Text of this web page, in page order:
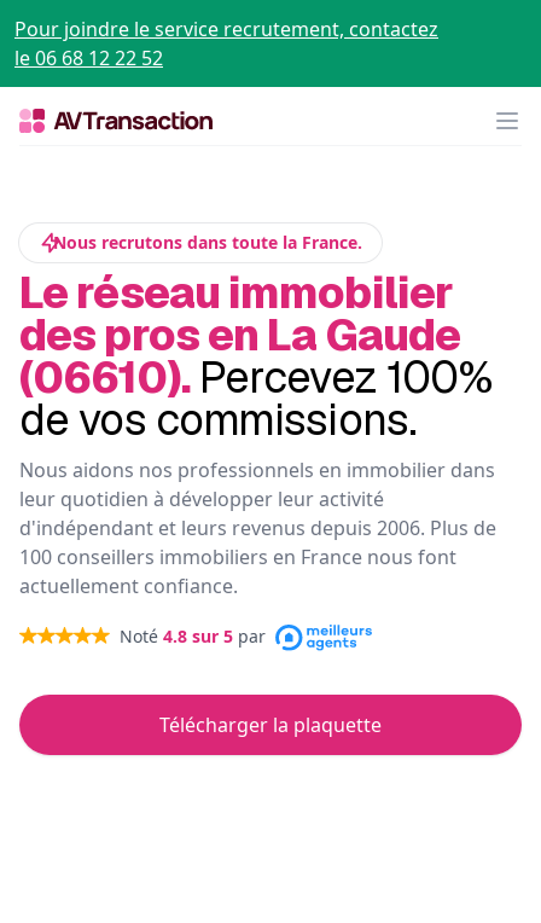
Pour joindre le service recrutement, contactez
le 06 68 12 22 52
Nous recrutons dans toute la France.
Le réseau immobilier
des pros en La Gaude
(06610). Percevez 100%
de vos commissions.
Nous aidons nos professionnels en immobilier dans
leur quotidien à développer leur activité
d'indépendant et leurs revenus depuis 2006. Plus de
100 conseillers immobiliers en France nous font
actuellement confiance.
Noté 4.8 sur 5 par
Télécharger la plaquette